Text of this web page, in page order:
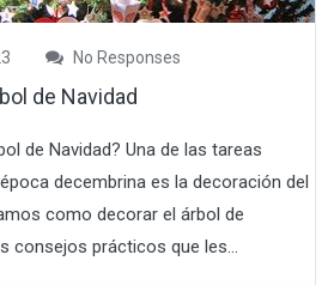
No Responses
de Navidad
de Navidad? Una de las tareas
decembrina es la decoración del
como decorar el árbol de
consejos prácticos que les...